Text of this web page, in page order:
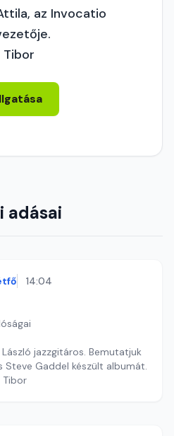
az Invocatio
Tibor
adásai
14:04
jazzgitáros. Bemutatjuk
Steve Gaddel készült albumát.
Tibor